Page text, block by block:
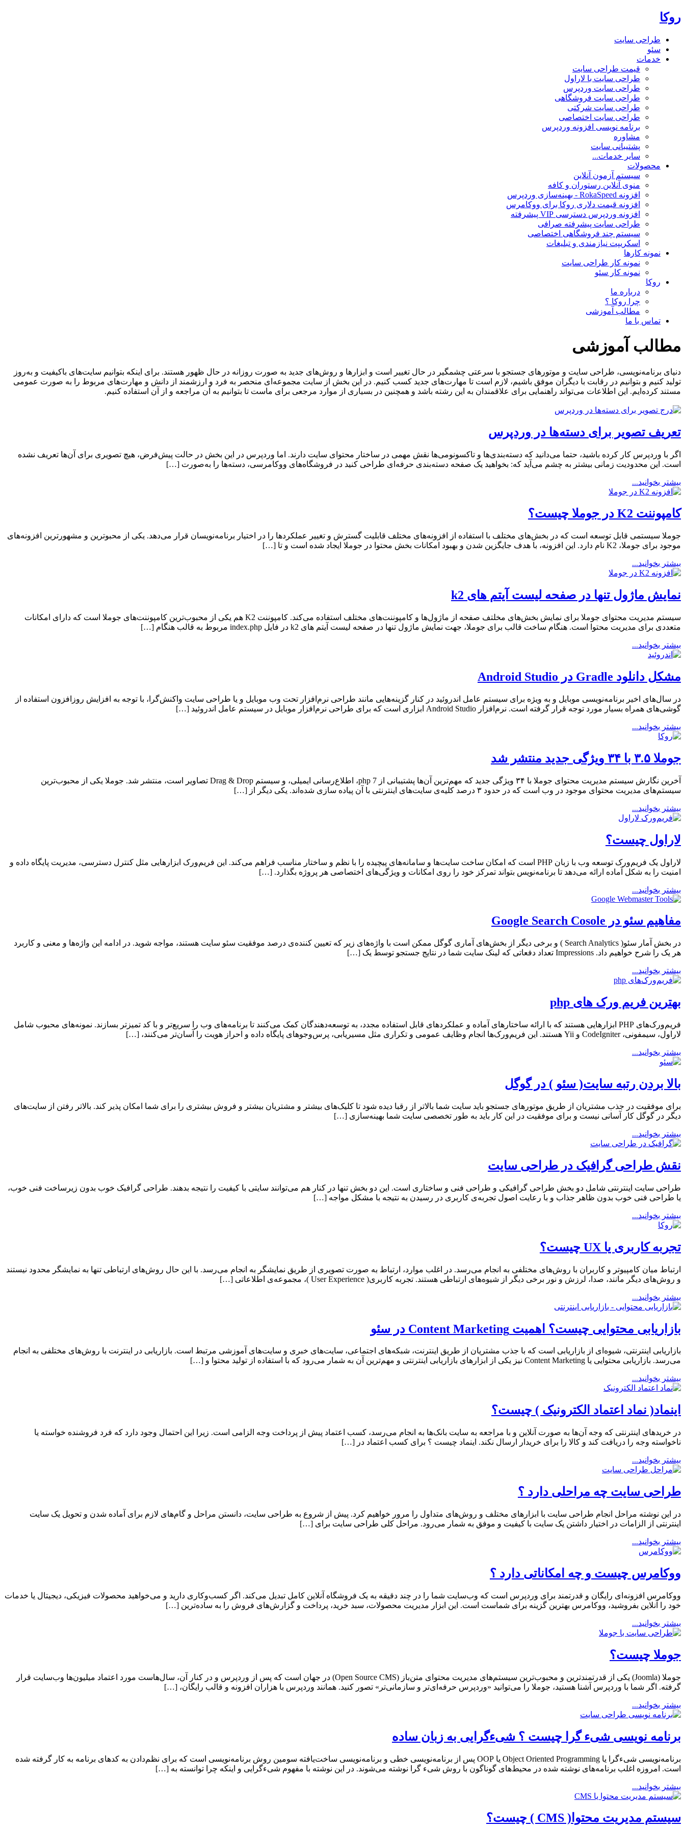
روکا
طراحی سایت
سئو
خدمات
قیمت طراحی سایت
طراحی سایت با لاراول
طراحی سایت وردپرس
طراحی سایت فروشگاهی
طراحی سایت شرکتی
طراحی سایت اختصاصی
برنامه نویسی افزونه وردپرس
مشاوره
پشتیبانی سایت
سایر خدمات...
محصولات
سیستم آزمون آنلاین
منوی آنلاین رستوران و کافه
افزونه RokaSpeed - بهینه‌سازی وردپرس
افزونه قیمت دلاری روکا برای ووکامرس
افزونه وردپرس دسترسی VIP پیشرفته
طراحی سایت پیشرفته صرافی
سیستم چند فروشگاهی اختصاصی
اسکریپت نیازمندی و تبلیغات
نمونه کارها
نمونه کار طراحی سایت
نمونه کار سئو
روکا
درباره ما
چرا روکا ؟
مطالب آموزشی
تماس با ما
مطالب آموزشی
دنیای برنامه‌نویسی، طراحی سایت و موتورهای جستجو با سرعتی چشمگیر در حال تغییر است و ابزارها و روش‌های جدید به صورت روزانه در حال ظهور هستند. برای اینکه بتوانیم سایت‌های باکیفیت و به‌روز
تولید کنیم و بتوانیم در رقابت با دیگران موفق باشیم، لازم است تا مهارت‌های جدید کسب کنیم. در این بخش از سایت مجموعه‌ای منحصر به فرد و ارزشمند از دانش و مهارت‌های مربوط را به صورت عمومی
مستند کرده‌ایم. این اطلاعات می‌تواند راهنمایی برای علاقمندان به این رشته باشد و همچنین در بسیاری از موارد مرجعی برای ماست تا بتوانیم به آن مراجعه و از آن استفاده کنیم.
تعریف تصویر برای دسته‌ها در وردپرس
اگر با وردپرس کار کرده باشید، حتما می‌دانید که دسته‌بندی‌ها و تاکسونومی‌ها نقش مهمی در ساختار محتوای سایت دارند. اما وردپرس در این بخش در حالت پیش‌فرض، هیچ تصویری برای آن‌ها تعریف نشده
است. این محدودیت زمانی بیشتر به چشم می‌آید که: بخواهید یک صفحه دسته‌بندی حرفه‌ای طراحی کنید در فروشگاه‌های ووکامرسی، دسته‌ها را به‌صورت […]
بیشتر بخوانید...
کامپوننت K2 در جوملا چیست؟
جوملا سیستمی قابل توسعه است که در بخش‌های مختلف با استفاده از افزونه‌های مختلف قابلیت گسترش و تغییر عملکردها را در اختیار برنامه‌نویسان قرار می‌دهد. یکی از محبو‌ترین و مشهورترین افزونه‌های
موجود برای جوملا، K2 نام دارد. این افزونه، با هدف جایگزین شدن و بهبود امکانات بخش محتوا در جوملا ایجاد شده است و تا […]
بیشتر بخوانید...
نمایش ماژول تنها در صفحه لیست آیتم های k2
سیستم مدیریت محتوای جوملا برای نمایش بخش‌های مخلتف صفحه از ماژول‌ها و کامپوننت‌های مختلف استفاده می‌کند. کامپوننت K2 هم یکی از محبوب‌ترین کامپوننت‌های جوملا است که دارای امکانات
متعددی برای مدیریت محتوا است. هنگام ساخت قالب برای جوملا، جهت نمایش ماژول تنها در صفحه لیست آیتم های k2 در فایل index.php مربوط به قالب هنگام […]
بیشتر بخوانید...
مشکل دانلود Gradle در Android Studio
در سال‌های اخیر برنامه‌نویسی موبایل و به ویژه برای سیستم عامل اندروئید در کنار گزینه‌هایی مانند طراحی نرم‌افزار تحت وب موبایل و یا طراحی سایت واکنش‌گرا، با توجه به افزایش روزافزون استفاده از
گوشی‌های همراه بسیار مورد توجه قرار گرفته است. نرم‌افزار Android Studio ابزاری است که برای طراحی نرم‌افزار موبایل در سیستم عامل اندروئید […]
بیشتر بخوانید...
جوملا ۳.۵ با ۳۴ ویژگی جدید منتشر شد
آخرین نگارش سیستم مدیریت محتوای جوملا با ۳۴ ویژگی جدید که مهم‌ترین آن‌ها پشتیبانی از php 7، اطلاع‌رسانی ایمیلی، و سیستم Drag & Drop تصاویر است، منتشر شد. جوملا یکی از محبوب‌ترین
سیستم‌های مدیریت محتوای موجود در وب است که در حدود ۳ درصد کلیه‌ی سایت‌های اینترنتی با آن پیاده سازی شده‌اند. یکی دیگر از […]
بیشتر بخوانید...
لاراول چیست؟
لاراول یک فریم‌ورک توسعه وب با زبان PHP است که امکان ساخت سایت‌ها و سامانه‌های پیچیده را با نظم و ساختار مناسب فراهم می‌کند. این فریم‌ورک ابزارهایی مثل کنترل دسترسی، مدیریت پایگاه داده و
امنیت را به شکل آماده ارائه می‌دهد تا برنامه‌نویس بتواند تمرکز خود را روی امکانات و ویژگی‌های اختصاصی هر پروژه بگذارد. […]
بیشتر بخوانید...
مفاهیم سئو در Google Search Cosole
در بخش آمار سئو( Search Analytics ) و برخی دیگر از بخش‌های آماری گوگل ممکن است با واژه‌های زیر که تعیین کننده‌ی درصد موفقیت سئو سایت هستند، مواجه شوید. در ادامه این واژه‌ها و معنی و کاربرد
هر یک را شرح خواهیم داد. Impressions تعداد دفعاتی که لینک سایت شما در نتایج جستجو توسط یک […]
بیشتر بخوانید...
بهترین فریم ورک های php
فریم‌ورک‌های PHP ابزارهایی هستند که با ارائه ساختارهای آماده و عملکردهای قابل استفاده مجدد، به توسعه‌دهندگان کمک می‌کنند تا برنامه‌های وب را سریع‌تر و با کد تمیزتر بسازند. نمونه‌های محبوب شامل
لاراول، سیمفونی، CodeIgniter و Yii هستند. این فریم‌ورک‌ها انجام وظایف عمومی و تکراری مثل مسیریابی، پرس‌وجوهای پایگاه داده و احراز هویت را آسان‌تر می‌کنند، […]
بیشتر بخوانید...
بالا بردن رتبه سایت( سئو ) در گوگل
برای موفقیت در جذب مشتریان از طریق موتورهای جستجو باید سایت شما بالاتر از رقبا دیده شود تا کلیک‌های بیشتر و مشتریان بیشتر و فروش بیشتری را برای شما امکان پذیر کند. بالاتر رفتن از سایت‌های
دیگر در گوگل کار آسانی نیست و برای موفقیت در این کار باید به طور تخصصی سایت شما بهینه‌سازی […]
بیشتر بخوانید...
نقش طراحی گرافیک در طراحی سایت
طراحی سایت اینترنتی شامل دو بخش طراحی گرافیکی و طراحی فنی و ساختاری است. این دو بخش تنها در کنار هم می‌توانند سایتی با کیفیت را نتیجه بدهند. طراحی گرافیک خوب بدون زیرساخت فنی خوب،
یا طراحی فنی خوب بدون ظاهر جذاب و با رعایت اصول تجربه‌ی کاربری در رسیدن به نتیجه با مشکل مواجه […]
بیشتر بخوانید...
تجربه کاربری یا UX چیست؟
ارتباط میان کامپیوتر و کاربران با روش‌های مختلفی به انجام می‌رسد. در اغلب موارد، ارتباط به صورت تصویری از طریق نمایشگر به انجام می‌رسد. با این حال روش‌های ارتباطی تنها به نمایشگر محدود نیستند
و روش‌های دیگر مانند، صدا، لرزش و نور برخی دیگر از شیوه‌های ارتباطی هستند. تجربه کاربری( User Experience )، مجموعه‌ی اطلاعاتی […]
بیشتر بخوانید...
بازاریابی محتوایی چیست؟ اهمیت Content Marketing در سئو
بازاریابی اینترنتی، شیوه‌ای از بازاریابی است که با جذب مشتریان از طریق اینترنت، شبکه‌های اجتماعی، سایت‌های خبری و سایت‌های آموزشی مرتبط است. بازاریابی در اینترنت با روش‌های مختلفی به انجام
می‌رسد. بازاریابی محتوایی یا Content Marketing نیز یکی از ابزارهای بازاریابی اینترنتی و مهم‌ترین آن به شمار می‌رود که با استفاده از تولید محتوا و […]
بیشتر بخوانید...
اینماد( نماد اعتماد الکترونیک ) چیست؟
در خریدهای اینترنتی که وجه آن‌ها به صورت آنلاین و با مراجعه به سایت بانک‌ها به انجام می‌رسد، کسب اعتماد پیش از پرداخت وجه الزامی است. زیرا این احتمال وجود دارد که فرد فروشنده خواسته یا
ناخواسته وجه را دریافت کند و کالا را برای خریدار ارسال نکند. اینماد چیست ؟ برای کسب اعتماد در […]
بیشتر بخوانید...
طراحی سایت چه مراحلی دارد ؟
در این نوشته مراحل انجام طراحی سایت با ابزارهای مختلف و روش‌های متداول را مرور خواهیم کرد. پیش از شروع به طراحی سایت، دانستن مراحل و گام‌های لازم برای آماده شدن و تحویل یک سایت
اینترنتی از الزامات در اختیار داشتن یک سایت با کیفیت و موفق به شمار می‌رود. مراحل کلی طراحی سایت برای […]
بیشتر بخوانید...
ووکامرس چیست و چه امکاناتی دارد ؟
ووکامرس افزونه‌ای رایگان و قدرتمند برای وردپرس است که وب‌سایت شما را در چند دقیقه به یک فروشگاه آنلاین کامل تبدیل می‌کند. اگر کسب‌وکاری دارید و می‌خواهید محصولات فیزیکی، دیجیتال یا خدمات
خود را آنلاین بفروشید، ووکامرس بهترین گزینه برای شماست است. این ابزار مدیریت محصولات، سبد خرید، پرداخت و گزارش‌های فروش را به ساده‌ترین […]
بیشتر بخوانید...
جوملا چیست؟
جوملا (Joomla) یکی از قدرتمندترین و محبوب‌ترین سیستم‌های مدیریت محتوای متن‌باز (Open Source CMS) در جهان است که پس از وردپرس و در کنار آن، سال‌هاست مورد اعتماد میلیون‌ها وب‌سایت قرار
گرفته. اگر شما با وردپرس آشنا هستید، جوملا را می‌توانید «وردپرس حرفه‌ای‌تر و سازمانی‌تر» تصور کنید. همانند وردپرس با هزاران افزونه و قالب رایگان، […]
بیشتر بخوانید...
برنامه نویسی شیء گرا چیست ؟ شیءگرایی به زبان ساده
برنامه‌نویسی شیء‌گرا یا Object Oriented Programming یا OOP پس از برنامه‌نویسی خطی و برنامه‌نویسی ساخت‌یافته سومین روش برنامه‌نویسی است که برای نظم‌دادن به کدهای برنامه به کار گرفته شده
است. امروزه اغلب برنامه‌های نوشته شده در محیط‌های گوناگون با روش شیء گرا نوشته می‌شوند. در این نوشته با مفهوم شیءگرایی و اینکه چرا توانسته به […]
بیشتر بخوانید...
سیستم مدیریت محتوا( CMS ) چیست؟